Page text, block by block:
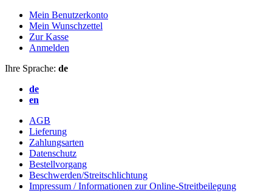
Mein Benutzerkonto
Mein Wunschzettel
Zur Kasse
Anmelden
Ihre Sprache: de
de
en
AGB
Lieferung
Zahlungsarten
Datenschutz
Bestellvorgang
Beschwerden/Streitschlichtung
Impressum / Informationen zur Online-Streitbeilegung